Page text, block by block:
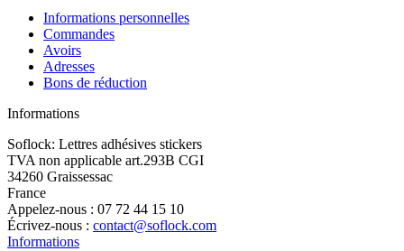
Informations personnelles
Commandes
Avoirs
Adresses
Bons de réduction
Informations
Soflock: Lettres adhésives stickers
TVA non applicable art.293B CGI
34260 Graissessac
France
Appelez-nous : 07 72 44 15 10
Écrivez-nous : contact@soflock.com
Informations